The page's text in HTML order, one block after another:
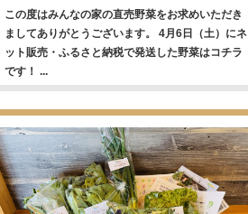
この度はみんなの家の直売野菜をお求めいただき
ましてありがとうございます。 4月6日（土）にネ
ット販売・ふるさと納税で発送した野菜はコチラ
です！ ...